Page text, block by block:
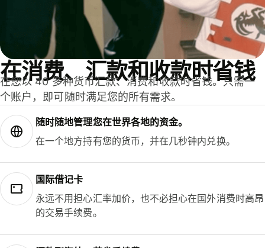
在消费、汇款和收款时省钱
在您以 40 多种货币汇款、消费和收款时省钱。只需一
个账户，即可随时满足您的所有需求。
随时随地管理您在世界各地的资金。
在一个地方持有您的货币，并在几秒钟内兑换。
国际借记卡
永远不用担心汇率加价，也不必担心在国外消费时高昂
的交易手续费。